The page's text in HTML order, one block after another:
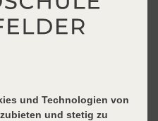
indem sie unter
den Mitschülern
darauf, dass in der
Khatun (3b),
und Technologien von
und stetig zu